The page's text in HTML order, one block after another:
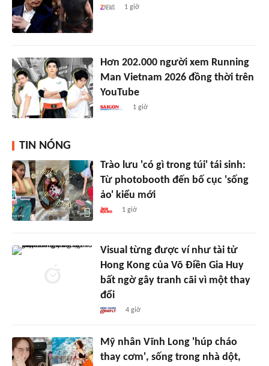
1 giờ
Hơn 202.000 người xem Running
Man Vietnam 2026 đồng thời trên
YouTube
1 giờ
TIN NÓNG
Trào lưu 'có gì trong túi' tái sinh:
Từ photobooth đến bố cục 'sống
ảo' kiểu mới
1 giờ
Visual từng được ví như tài tử
Hong Kong của Võ Điền Gia Huy
bất ngờ gây tranh cãi vì một thay
đổi
4 giờ
Mỹ nhân Vĩnh Long 'húp cháo
thay cơm', sống trong nhà dột,